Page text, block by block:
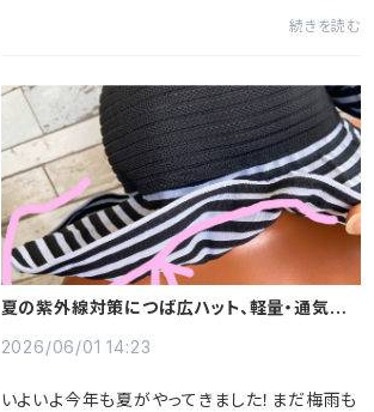
続きを読む
夏の紫外線対策につば広ハット、軽量・通気性
した
2026/06/01 14:23
いよいよ今年も夏がやってきました！まだ梅雨も